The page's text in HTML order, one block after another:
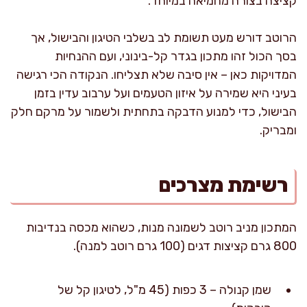
הרוטב דורש מעט תשומת לב בשלבי הטיגון והבישול, אך
בסך הכול זהו מתכון בגדר קל-בינוני, ועם ההנחיות
המדויקות כאן – אין סיבה שלא תצליחו. הנקודה הכי רגישה
בעיני היא שמירה על איזון הטעמים ועל ערבוב עדין בזמן
הבישול, כדי למנוע הדבקה בתחתית ולשמור על מרקם חלק
ומבריק.
רשימת מצרכים
המתכון מניב רוטב לשמונה מנות, כשהוא מכסה בנדיבות
800 גרם קציצות דגים (100 גרם רוטב למנה).
שמן קנולה – 3 כפות (45 מ"ל, לטיגון קל של